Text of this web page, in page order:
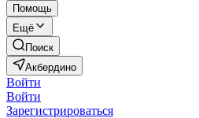
Помощь
Ещё
Поиск
Акбердино
Войти
Войти
Зарегистрироваться